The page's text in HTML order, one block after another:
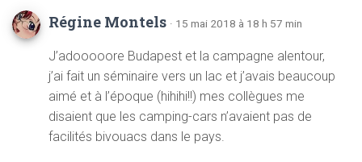
Régine Montels · 15 mai 2018 à 18 h 57 min
J’adooooore Budapest et la campagne alentour,
j’ai fait un séminaire vers un lac et j’avais beaucoup
aimé et à l’époque (hihihi!!) mes collègues me
disaient que les camping-cars n’avaient pas de
facilités bivouacs dans le pays.